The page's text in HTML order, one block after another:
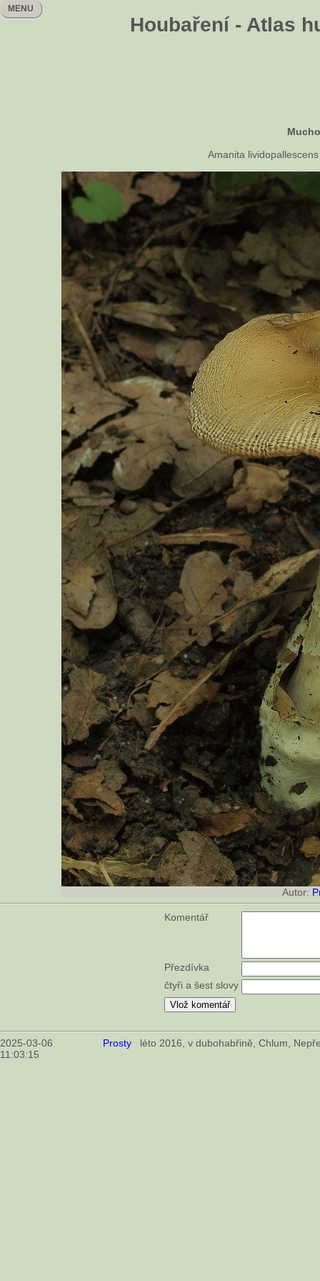
Houbaření - Atlas
MENU
Amanita
Autor:
Komentář
Přezdívka
čtyři a šest slovy
2025-03-06
11:03:15
Prosty léto 2016, v dubohabřině, Chlum,